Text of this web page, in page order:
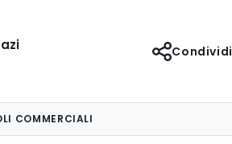
Condividi
COMMERCIALI